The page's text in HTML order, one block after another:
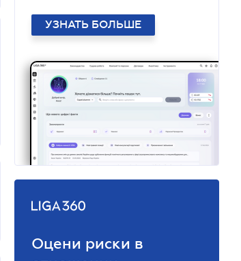
УЗНАТЬ БОЛЬШЕ
Оцени риски в